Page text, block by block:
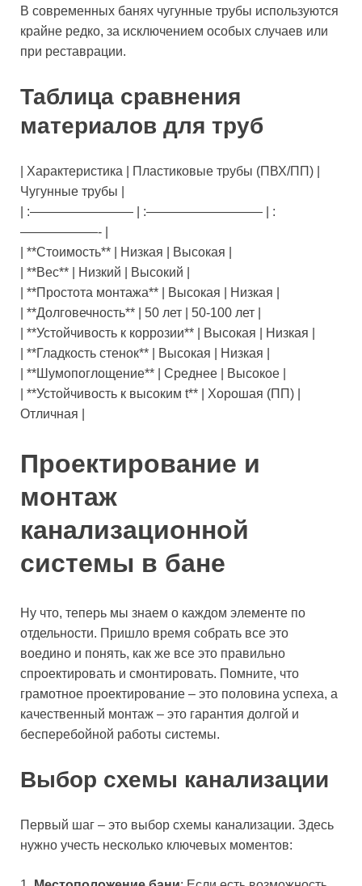
В современных банях чугунные трубы используются
крайне редко, за исключением особых случаев или
при реставрации.
Таблица сравнения
материалов для труб
| Характеристика | Пластиковые трубы (ПВХ/ПП) |
Чугунные трубы |
| :———————— | :————————— | :
——————- |
| **Стоимость** | Низкая | Высокая |
| **Вес** | Низкий | Высокий |
| **Простота монтажа** | Высокая | Низкая |
| **Долговечность** | 50 лет | 50-100 лет |
| **Устойчивость к коррозии** | Высокая | Низкая |
| **Гладкость стенок** | Высокая | Низкая |
| **Шумопоглощение** | Среднее | Высокое |
| **Устойчивость к высоким t** | Хорошая (ПП) |
Отличная |
Проектирование и
монтаж
канализационной
системы в бане
Ну что, теперь мы знаем о каждом элементе по
отдельности. Пришло время собрать все это
воедино и понять, как же все это правильно
спроектировать и смонтировать. Помните, что
грамотное проектирование – это половина успеха, а
качественный монтаж – это гарантия долгой и
бесперебойной работы системы.
Выбор схемы канализации
Первый шаг – это выбор схемы канализации. Здесь
нужно учесть несколько ключевых моментов: